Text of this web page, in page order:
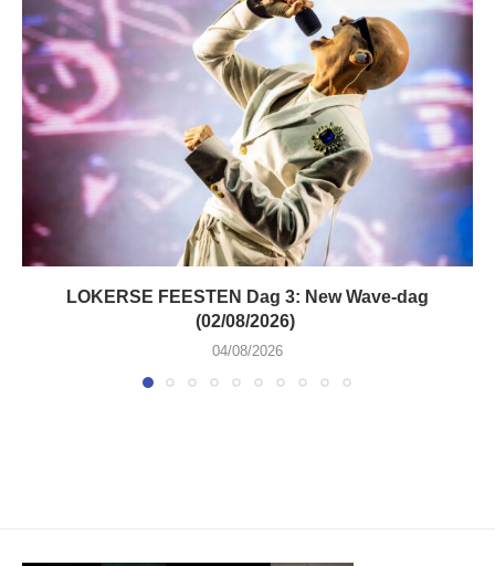
LOKERSE FEESTEN Dag 3: New Wave-dag
(02/08/2026)
04/08/2026